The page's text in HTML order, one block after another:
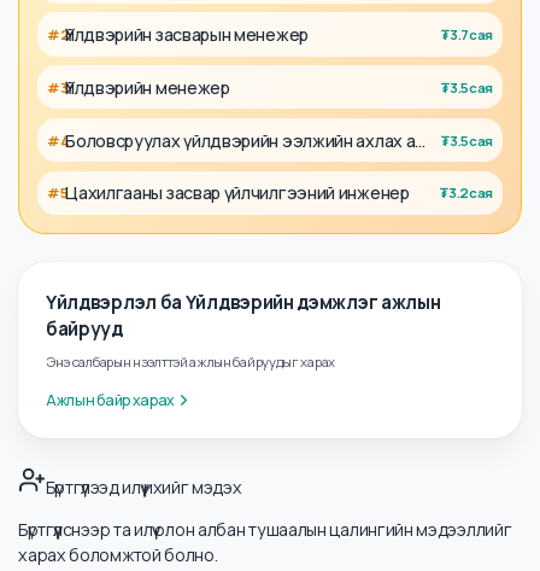
Өндөр цалинтай албан тушаалууд
#1Үйлдвэрийн мэргэжлийн инженер ₮5.5сая
#2Үйлдвэрийн засварын менежер ₮3.7сая
#4
Үйлдвэрлэл ба Үйлдвэрийн дэмжлэг ажлын
байрууд
Энэ салбарын нээлттэй ажлын байруудыг харах